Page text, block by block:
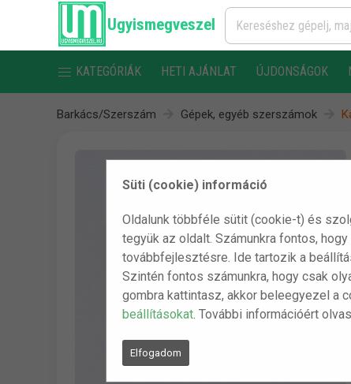
Süti (cookie) információ
Oldalunk többféle sütit (cookie-t) és
tegyük az oldalt. Számunkra fontos,
továbbfejlesztésre. Ide tartozik a
Szintén fontos számunkra, hogy csak
gombra kattintasz, akkor beleegyezel a
beállításokat . További információért
Elfogadom
Ugyismegveszel
KATEGÓRIÁK HETI AJÁNLAT ÚJDONSÁGOK
Barkács/Szerszám Gépek, egyéb szerszámok